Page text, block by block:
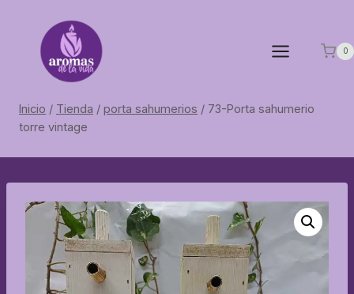
contenido
0
Inicio / Tienda / porta sahumerios / 73-Porta sahumerio
torre vintage